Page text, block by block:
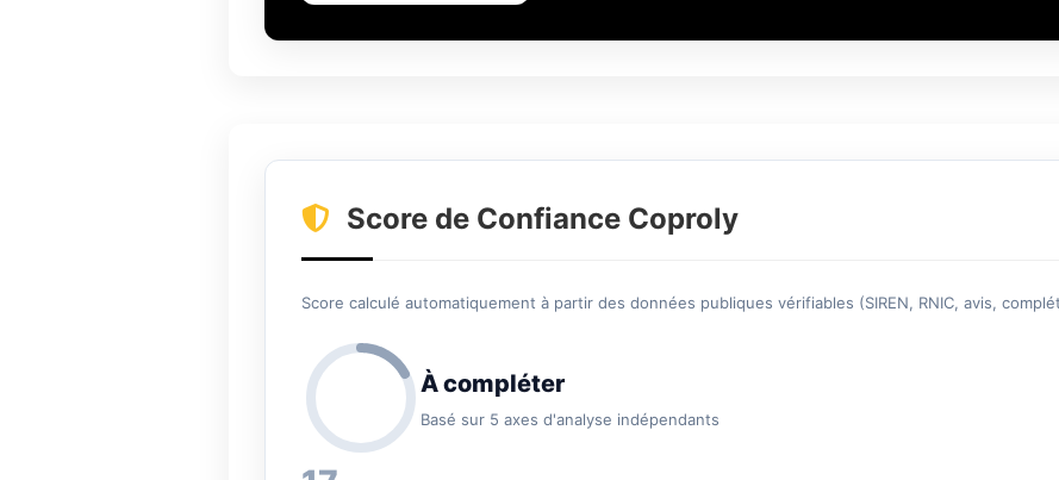
Score de Confiance Coproly
Score calculé automatiquement à partir des données publiques vérifiables (SIREN, RNIC, avis,
À compléter
Basé sur 5 axes d'analyse indépendants